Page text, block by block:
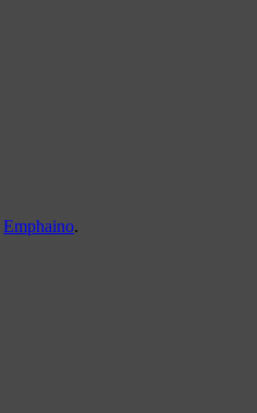
Emphaino.